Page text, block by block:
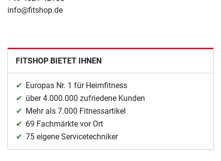
info@fitshop.de
FITSHOP BIETET IHNEN
Europas Nr. 1 für Heimfitness
über 4.000.000 zufriedene Kunden
Mehr als 7.000 Fitnessartikel
69 Fachmärkte vor Ort
75 eigene Servicetechniker